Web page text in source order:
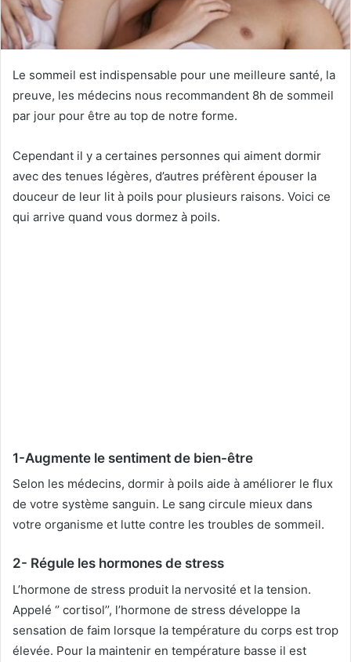
Le sommeil est indispensable pour une meilleure santé, la
preuve, les médecins nous recommandent 8h de sommeil
par jour pour être au top de notre forme.
Cependant il y a certaines personnes qui aiment dormir
avec des tenues légères, d’autres préfèrent épouser la
douceur de leur lit à poils pour plusieurs raisons. Voici ce
qui arrive quand vous dormez à poils.
1-Augmente le sentiment de bien-être
Selon les médecins, dormir à poils aide à améliorer le flux
de votre système sanguin. Le sang circule mieux dans
votre organisme et lutte contre les troubles de sommeil.
2- Régule les hormones de stress
L’hormone de stress produit la nervosité et la tension.
Appelé ‘’ cortisol’’, l’hormone de stress développe la
sensation de faim lorsque la température du corps est trop
élevée. Pour la maintenir en température basse il est